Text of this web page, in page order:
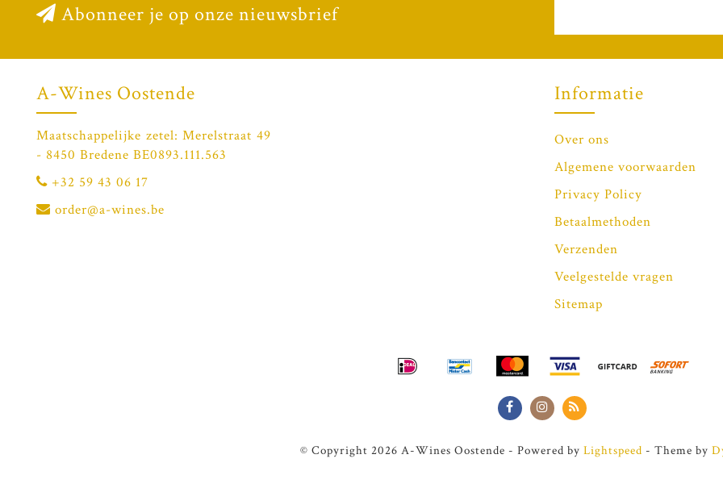
Abonneer je op onze nieuwsbrief
A-Wines Oostende
Maatschappelijke zetel: Merelstraat 49
- 8450 Bredene BE0893.111.563
+32 59 43 06 17
order@a-wines.be
Informatie
Over ons
Algemene voorwaarden
Privacy Policy
Betaalmethoden
Verzenden
Veelgestelde vragen
Sitemap
© Copyright 2026 A-Wines Oostende - Powered by Lightspeed - Theme by